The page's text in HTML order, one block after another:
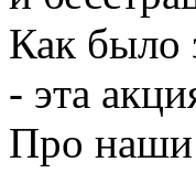
Как было
- эта
Про наши